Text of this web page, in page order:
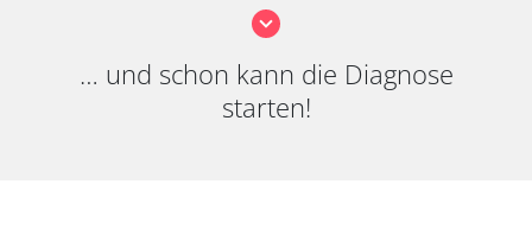
… und schon kann die Diagnose
starten!